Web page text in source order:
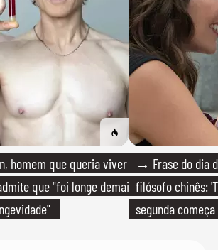
homem que queria viver
que "foi longe demais
→ Frase do dia
filósofo chinês:
segunda